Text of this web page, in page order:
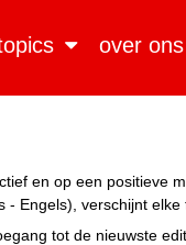
over ons
en op een positieve
Engels), verschijnt
tot de nieuwste